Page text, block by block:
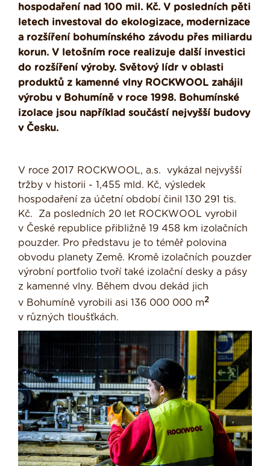
hospodaření nad 100 mil. Kč. V posledních pěti
letech investoval do ekologizace, modernizace
a rozšíření bohumínského závodu přes miliardu
korun. V letošním roce realizuje další investici
do rozšíření výroby. Světový lídr v oblasti
produktů z kamenné vlny ROCKWOOL zahájil
výrobu v Bohumíně v roce 1998. Bohumínské
izolace jsou například součástí nejvyšší budovy
v Česku.
V roce 2017 ROCKWOOL, a.s. vykázal nejvyšší
tržby v historii - 1,455 mld. Kč, výsledek
hospodaření za účetní období činil 130 291 tis.
Kč. Za posledních 20 let ROCKWOOL vyrobil
v České republice přibližně 19 458 km izolačních
pouzder. Pro představu je to téměř polovina
obvodu planety Země. Kromě izolačních pouzder
výrobní portfolio tvoří také izolační desky a pásy
z kamenné vlny. Během dvou dekád jich
v Bohumíně vyrobili asi 136 000 000 m2
v různých tloušťkách.